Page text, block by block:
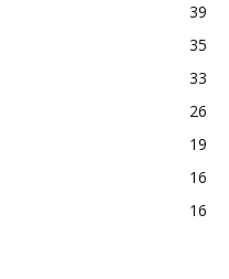
39
35
33
26
19
16
16